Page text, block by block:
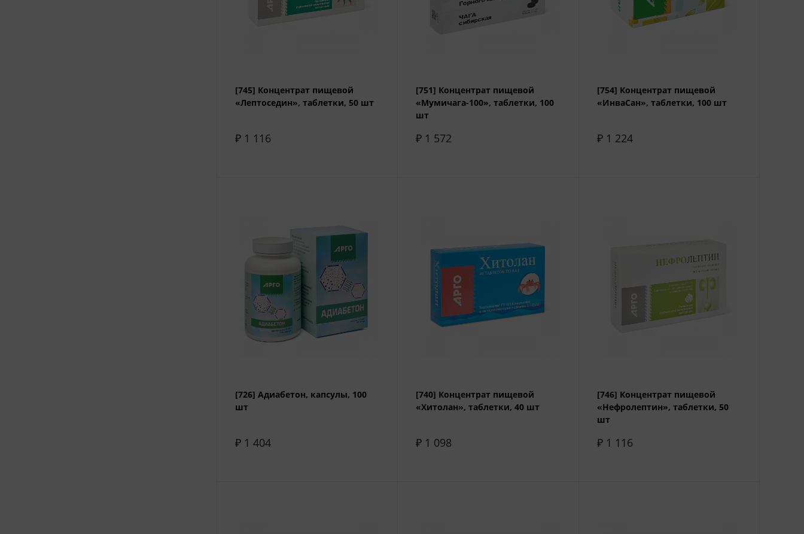
[745] Концентрат пищевой
«Лептоседин», таблетки, 50 шт
₽ 1 116
[751] Концентрат пищевой
«Мумичага-100», таблетки, 100
шт
₽ 1 572
[754] Концентрат пищевой
«ИнваСан», таблетки, 100 шт
₽ 1 224
[726] Адиабетон, капсулы, 100
шт
₽ 1 404
[740] Концентрат пищевой
«Хитолан», таблетки, 40 шт
₽ 1 098
[746] Концентрат пищевой
«Нефролептин», таблетки, 50
шт
₽ 1 116